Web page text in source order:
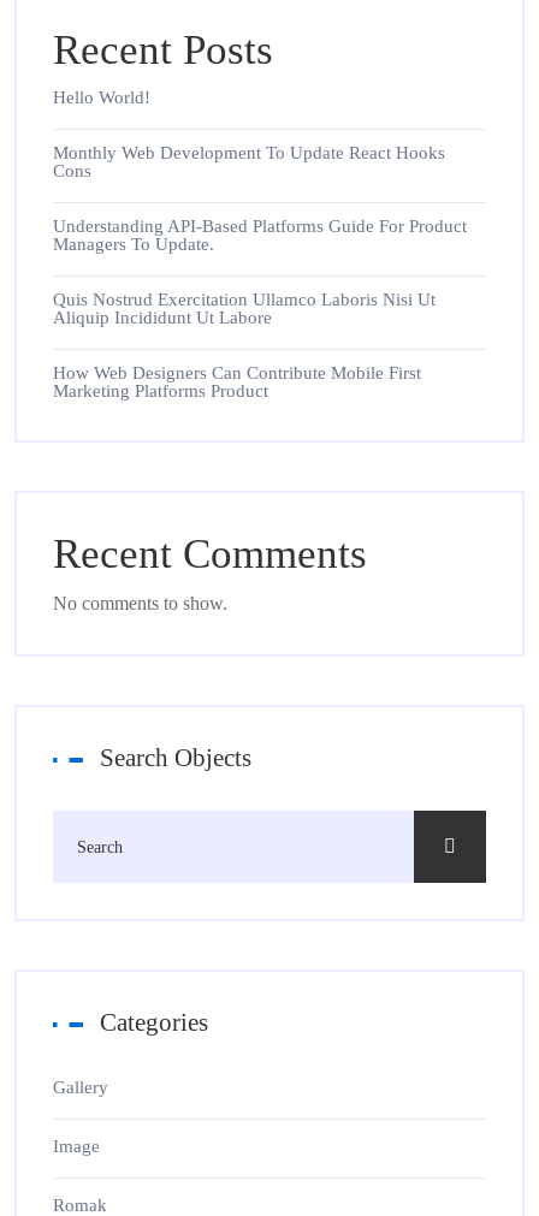
Recent Posts
Hello World!
Monthly Web Development To Update React Hooks
Cons
Understanding API-Based Platforms Guide For Product
Managers To Update.
Quis Nostrud Exercitation Ullamco Laboris Nisi Ut
Aliquip Incididunt Ut Labore
How Web Designers Can Contribute Mobile First
Marketing Platforms Product
Recent Comments
No comments to show.
Search Objects
Categories
Gallery
Image
Romak